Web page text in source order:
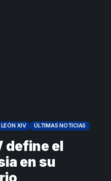
LEÓN XIV ÚLTIMAS NOTICIAS
define el
en su